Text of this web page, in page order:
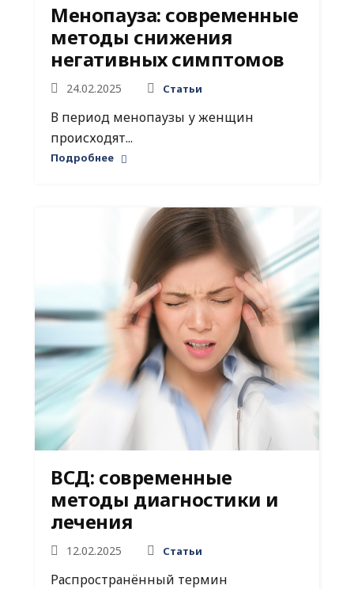
Менопауза: современные
методы снижения
негативных симптомов
24.02.2025 Статьи
В период менопаузы у женщин
происходят...
Подробнее
ВСД: современные
методы диагностики и
лечения
12.02.2025 Статьи
Распространённый термин